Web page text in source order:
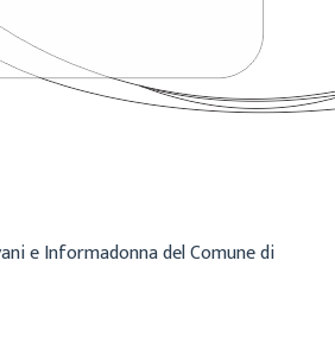
e Informadonna del Comune di